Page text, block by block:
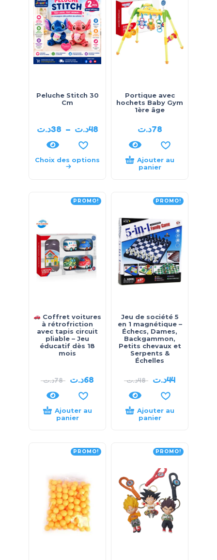
Peluche Stitch 30
Cm
38د.ت – 48د.ت
Choix des options
Portique avec
hochets Baby Gym
1ère âge
78د.ت
Ajouter au
panier
PROMO!
Coffret voitures
à rétrofriction
avec tapis circuit
pliable – Jeu
éducatif dès 18
mois
78د.ت 68د.ت
Ajouter au
panier
PROMO!
Jeu de société 5
en 1 magnétique –
Échecs, Dames,
Backgammon,
Petits chevaux et
Serpents &
Échelles
48د.ت 44د.ت
Ajouter au
panier
PROMO! PROMO!